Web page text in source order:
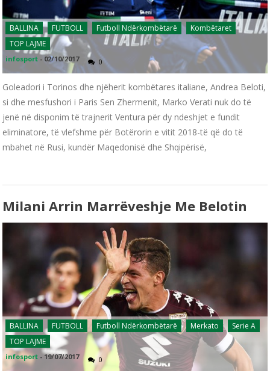
BALLINA FUTBOLL Futboll Ndërkombëtarë
Kombëtaret
TOP LAJME
infosport - 02/10/2017 0
Goleadori i Torinos dhe njëherit kombëtares italiane, Andrea Beloti,
si dhe mesfushori i Paris Sen Zhermenit, Marko Verati nuk do të
jenë në disponim të trajnerit Ventura për dy ndeshjet e fundit
eliminatore, të vlefshme për Botërorin e vitit 2018-të që do të
mbahet në Rusi, kundër Maqedonisë dhe Shqipërisë,
Milani Arrin Marrëveshje Me Belotin
BALLINA FUTBOLL Futboll Ndërkombëtarë Merkato
Serie A
TOP LAJME
infosport -19/07/2017 0